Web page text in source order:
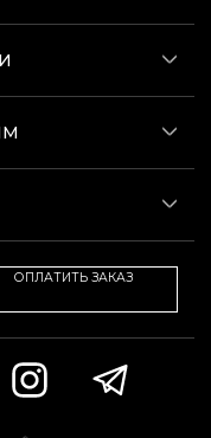
ОПЛАТИТЬ ЗАКАЗ